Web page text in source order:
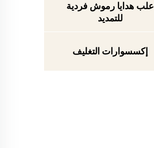
علب هدايا رموش فردية
للتمديد
إكسسوارات التغليف